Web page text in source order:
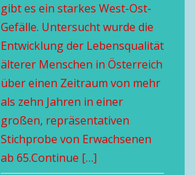
gibt es ein starkes West-Ost-
Gefälle. Untersucht wurde die
Entwicklung der Lebensqualität
älterer Menschen in Österreich
über einen Zeitraum von mehr
als zehn Jahren in einer
großen, repräsentativen
Stichprobe von Erwachsenen
ab 65.Continue […]